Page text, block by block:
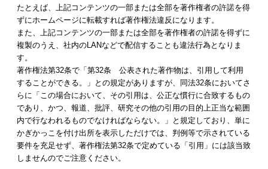
たとえば、上記コンテンツの一部または全部を著作権者の許諾を得
ずにホームページに転載すれば著作権法違反になります。
また、上記コンテンツの一部または全部を著作権者の許諾を得ずに
複製のうえ、社内のLANなどで配信することも違法行為となりま
す。
著作権法第32条で「第32条 公表された著作物は、引用して利用
することができる。」との規定がありますが、同法32条においてさ
らに「この場合において、その引用は、公正な慣行に合致するもの
であり、かつ、報道、批評、研究その他の引用の目的上正当な範囲
内で行なわれるものでなければならない。」と規定しており、単に
かぎかっこを付け出所を表示しただけでは、判例等で示されている
要件を充足せず、著作権法第32条で定めている「引用」には該当致
しませんのでご注意ください。